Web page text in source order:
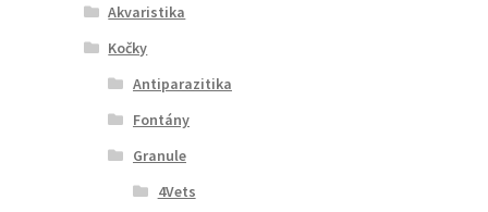
Akvaristika
Kočky
Antiparazitika
Fontány
Granule
4Vets